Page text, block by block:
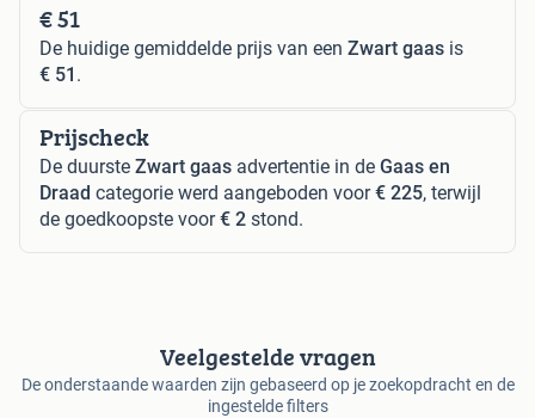
€ 51
De huidige gemiddelde prijs van een Zwart gaas is
€ 51 .
Prijscheck
De duurste Zwart gaas advertentie in de Gaas en
Draad categorie werd aangeboden voor€ 225, terwijl
de goedkoopste voor€ 2 stond.
Veelgestelde vragen
De onderstaande waarden zijn gebaseerd op je zoekopdracht en de
ingestelde filters